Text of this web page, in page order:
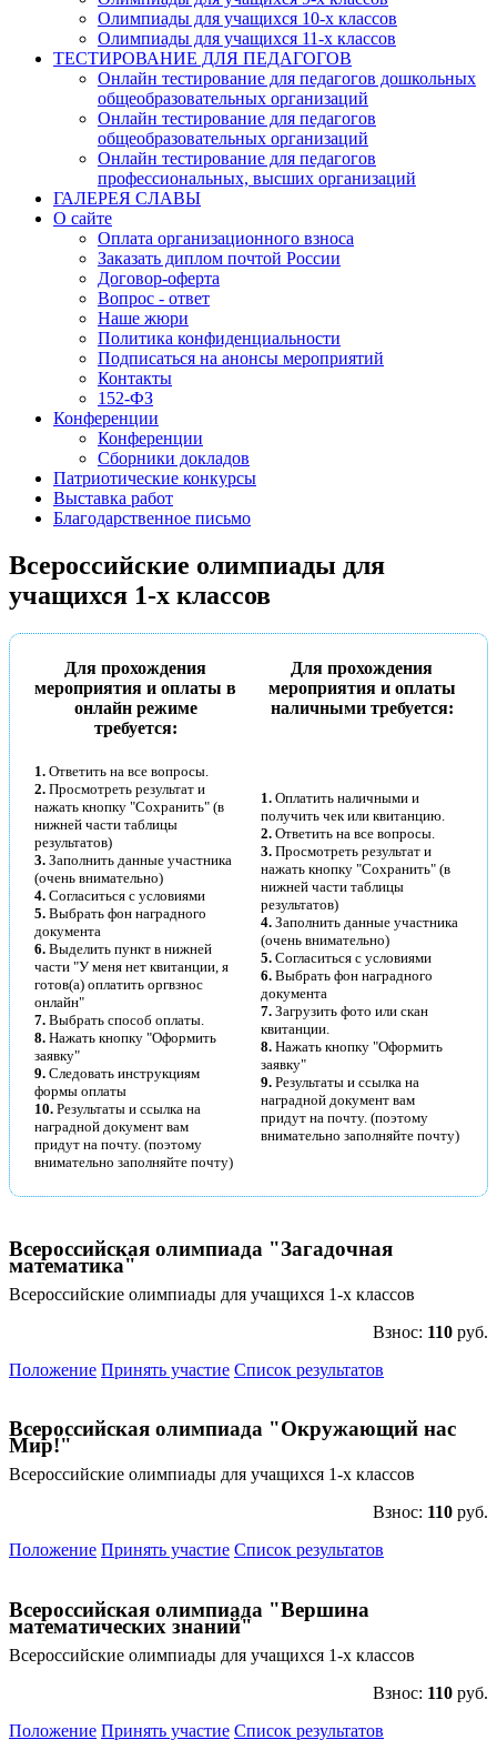
Олимпиады для учащихся 10-х классов
Олимпиады для учащихся 11-х классов
ТЕСТИРОВАНИЕ ДЛЯ ПЕДАГОГОВ
Онлайн тестирование для педагогов дошкольных
общеобразовательных организаций
Онлайн тестирование для педагогов
общеобразовательных организаций
Онлайн тестирование для педагогов
профессиональных, высших организаций
ГАЛЕРЕЯ СЛАВЫ
О сайте
Оплата организационного взноса
Заказать диплом почтой России
Договор-оферта
Вопрос - ответ
Наше жюри
Политика конфиденциальности
Подписаться на анонсы мероприятий
Контакты
152-ФЗ
Конференции
Конференции
Сборники докладов
Патриотические конкурсы
Выставка работ
Благодарственное письмо
Всероссийские олимпиады для
учащихся 1-х классов
Для прохождения
мероприятия и оплаты в
онлайн режиме
требуется:
Для прохождения
мероприятия и оплаты
наличными требуется:
1. Ответить на все вопросы.
2. Просмотреть результат и
нажать кнопку "Сохранить" (в
нижней части таблицы
результатов)
3. Заполнить данные участника
(очень внимательно)
4. Согласиться с условиями
5. Выбрать фон наградного
документа
6. Выделить пункт в нижней
части "У меня нет квитанции, я
готов(а) оплатить оргвзнос
онлайн"
7. Выбрать способ оплаты.
8. Нажать кнопку "Оформить
заявку"
9. Следовать инструкциям
формы оплаты
10. Результаты и ссылка на
наградной документ вам
придут на почту. (поэтому
внимательно заполняйте почту)
1. Оплатить наличными и
получить чек или квитанцию.
2. Ответить на все вопросы.
3. Просмотреть результат и
нажать кнопку "Сохранить" (в
нижней части таблицы
результатов)
4. Заполнить данные участника
(очень внимательно)
5. Согласиться с условиями
6. Выбрать фон наградного
документа
7. Загрузить фото или скан
квитанции.
8. Нажать кнопку "Оформить
заявку"
9. Результаты и ссылка на
наградной документ вам
придут на почту. (поэтому
внимательно заполняйте почту)
Всероссийская олимпиада "Загадочная
математика"
Всероссийские олимпиады для учащихся 1-х классов
Взнос: 110 руб.
Положение Принять участие Список результатов
Всероссийская олимпиада "Окружающий нас
Мир!"
Всероссийские олимпиады для учащихся 1-х классов
Взнос: 110 руб.
Положение Принять участие Список результатов
Всероссийская олимпиада "Вершина
математических знаний"
Всероссийские олимпиады для учащихся 1-х классов
Взнос: 110 руб.
Положение Принять участие Список результатов
Анонсы конкурсов
Подпишитесь на анонсы сегодня и узнавайте
о самом важном.
Email
Имя
Организация
Подписаться
Нажимая на кнопку, вы даете согласие на обработку своих
данных согласно 152-ФЗ.